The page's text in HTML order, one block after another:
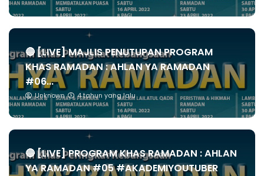
🔴 [LIVE] MAJLIS PENUTUPAN PROGRAM
KHAS RAMADAN : AHLAN YA RAMADAN
#06...
Unknown 4 tahun yang lalu
🔴 [LIVE] PROGRAM KHAS RAMADAN : AHLAN
YA RAMADAN #05 #AKADEMIYOUTUBER